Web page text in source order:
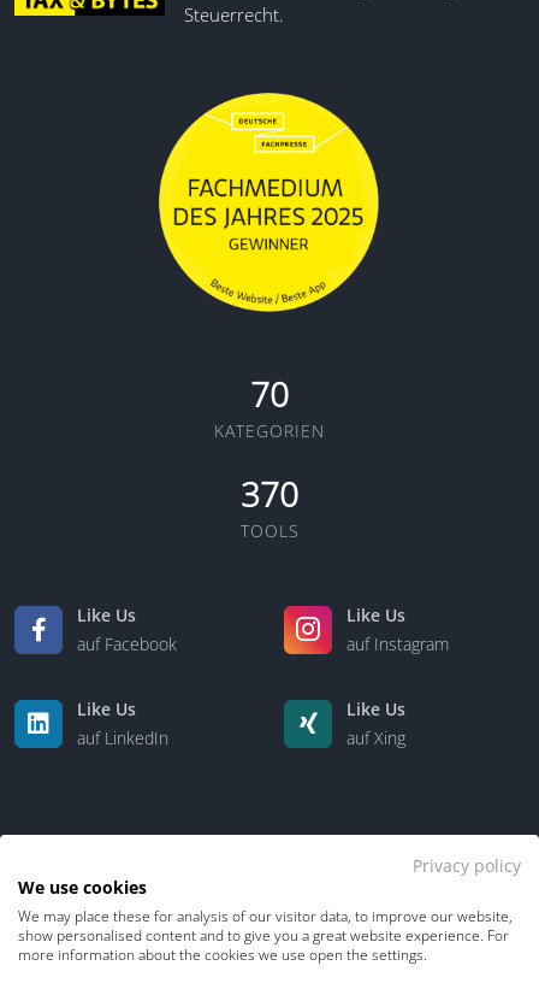
Steuerrecht.
70
KATEGORIEN
370
TOOLS
Like Us
auf Facebook
Like Us
auf Instagram
Like Us
auf LinkedIn
Like Us
auf Xing
Kontakt Über uns
Privacy policy
We use cookies
We may place these for analysis of our visitor data, to improve our website,
show personalised content and to give you a great website experience. For
more information about the cookies we use open the settings.